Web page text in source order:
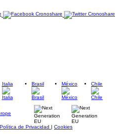
Italia Brasil México Chile
Política de Privacidad | Cookies